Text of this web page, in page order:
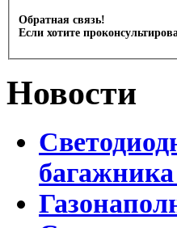
Обратная связь!
Если хотите
Новости